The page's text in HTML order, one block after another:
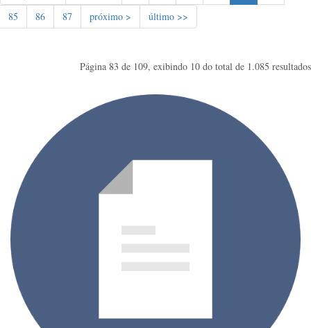
85
86 87 próximo > último >>
Página 83 de 109, exibindo 10 do total de 1.085 resultados